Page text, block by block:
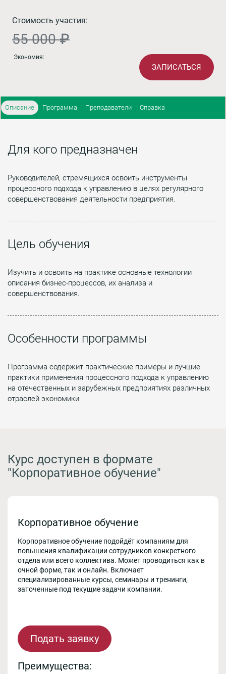
Стоимость участия:
55 000 ₽
Экономия:
ЗАПИСАТЬСЯ
Описание Программа Преподаватели Справка
Для кого предназначен
Руководителей, стремящихся освоить инструменты
процессного подхода к управлению в целях регулярного
совершенствования деятельности предприятия.
Цель обучения
Изучить и освоить на практике основные технологии
описания бизнес-процессов, их анализа и
совершенствования.
Особенности программы
Программа содержит практические примеры и лучшие
практики применения процессного подхода к управлению
на отечественных и зарубежных предприятиях различных
отраслей экономики.
Курс доступен в формате
"Корпоративное обучение"
Корпоративное обучение
Корпоративное обучение подойдёт компаниям для
повышения квалификации сотрудников конкретного
отдела или всего коллектива. Может проводиться как в
очной форме, так и онлайн. Включает
специализированные курсы, семинары и тренинги,
заточенные под текущие задачи компании.
Подать заявку
Преимущества: